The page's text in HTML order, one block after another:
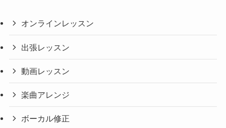
オンラインレッスン
出張レッスン
動画レッスン
楽曲アレンジ
ボーカル修正